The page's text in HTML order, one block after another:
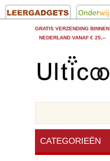
GRATIS VERZENDING BINNEN
NEDERLAND VANAF € 25,--
CATEGORIEËN